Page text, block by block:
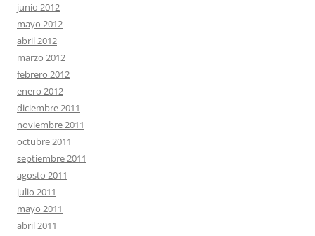
junio 2012
mayo 2012
abril 2012
marzo 2012
febrero 2012
enero 2012
diciembre 2011
noviembre 2011
octubre 2011
septiembre 2011
agosto 2011
julio 2011
mayo 2011
abril 2011